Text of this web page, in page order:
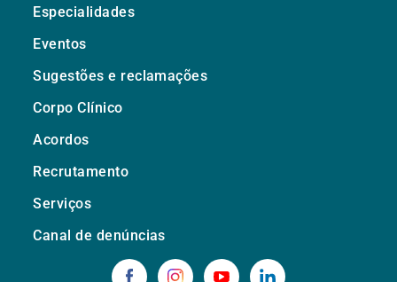
Especialidades
Eventos
Sugestões e reclamações
Corpo Clínico
Acordos
Recrutamento
Serviços
Canal de denúncias